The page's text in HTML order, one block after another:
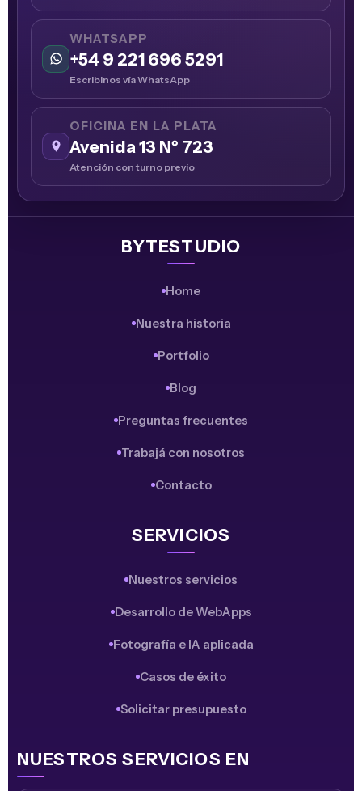
WHATSAPP
+54 9 221 696 5291
Escribinos vía WhatsApp
OFICINA EN LA PLATA
Avenida 13 Nº 723
Atención con turno previo
BYTESTUDIO
Home
Nuestra historia
Portfolio
Blog
Preguntas frecuentes
Trabajá con nosotros
Contacto
SERVICIOS
Nuestros servicios
Desarrollo de WebApps
Fotografía e IA aplicada
Casos de éxito
Solicitar presupuesto
NUESTROS SERVICIOS EN